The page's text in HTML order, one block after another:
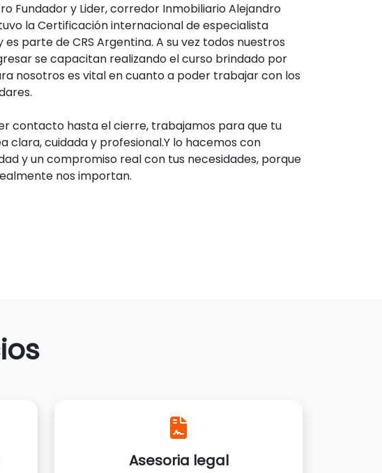
Fundador y Lider, corredor Inmobiliario Alejandro
la Certificación internacional de especialista
parte de CRS Argentina. A su vez todos nuestros
se capacitan realizando el curso brindado por
nosotros es vital en cuanto a poder trabajar con los
contacto hasta el cierre, trabajamos para que tu
clara, cuidada y profesional.Y lo hacemos con
y un compromiso real con tus necesidades, porque
nos importan.
Asesoria legal